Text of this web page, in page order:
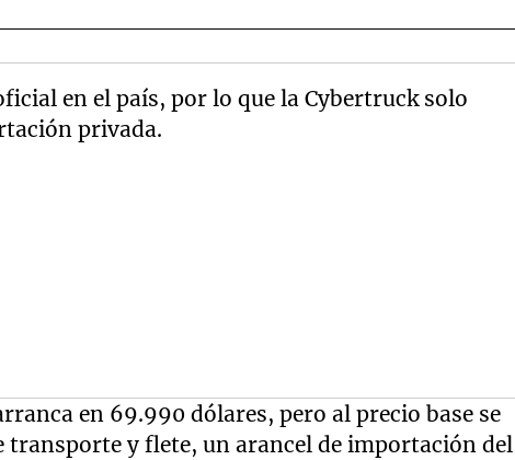
en el país, por lo que la Cybertruck solo
privada.
en 69.990 dólares, pero al precio base se
transporte y flete, un arancel de importación del